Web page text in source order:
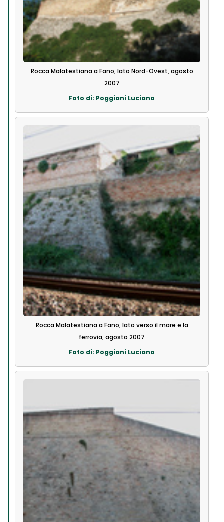
Rocca Malatestiana a Fano, lato Nord-Ovest, agosto
2007
Foto di: Poggiani Luciano
Rocca Malatestiana a Fano, lato verso il mare e la
ferrovia, agosto 2007
Foto di: Poggiani Luciano